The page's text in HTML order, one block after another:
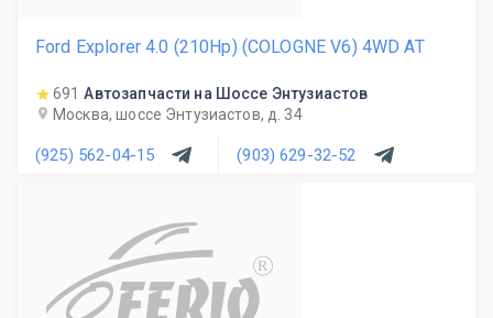
Ford Explorer 4.0 (210Hp) (COLOGNE V6) 4WD AT
691 Автозапчасти на Шоссе Энтузиастов
Москва, шоссе Энтузиастов, д. 34
(925) 562-04-15 (903) 629-32-52
R